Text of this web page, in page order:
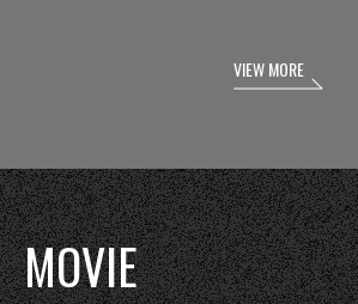
VIEW MORE
MOVIE